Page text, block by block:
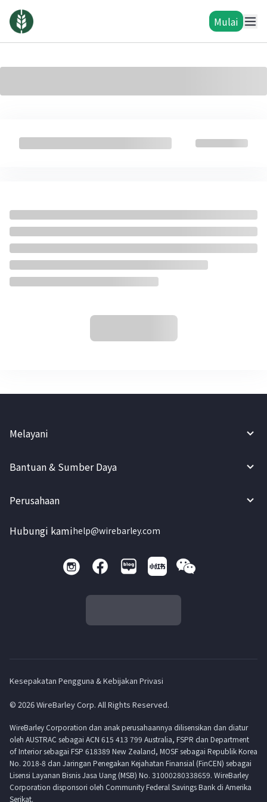
Mulai
Melayani
Bantuan & Sumber Daya
Perusahaan
Hubungi kamihelp@wirebarley.com
Kesepakatan Pengguna & Kebijakan Privasi
© 2026 WireBarley Corp. All Rights Reserved.
WireBarley Corporation dan anak perusahaannya dilisensikan dan diatur
oleh AUSTRAC sebagai ACN 615 413 799 Australia, FSPR dan Department
of Interior sebagai FSP 618389 New Zealand, MOSF sebagai Republik Korea
No. 2018-8 dan Jaringan Penegakan Kejahatan Finansial (FinCEN) sebagai
Lisensi Layanan Bisnis Jasa Uang (MSB) No. 31000280338659. WireBarley
Corporation disponsori oleh Community Federal Savings Bank di Amerika
Serikat.